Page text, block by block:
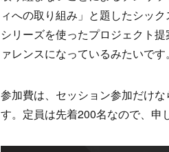
ィへの取り組み」と題したシッ
シリーズを使ったプロジェクト
ァレンスになっているみたいです。
参加費は、セッション参加だけ
す。定員は先着200名なので、申